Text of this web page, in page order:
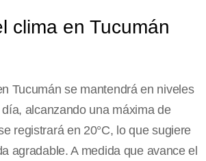
clima en Tucumán
Tucumán se mantendrá en niveles
alcanzando una máxima de
registrará en 20°C, lo que sugiere
agradable. A medida que avance el